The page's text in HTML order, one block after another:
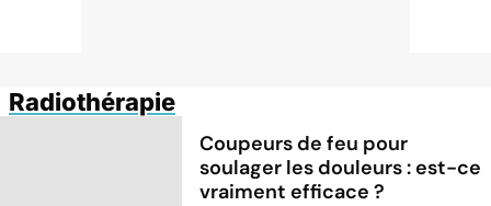
Radiothérapie
Coupeurs de feu pour
soulager les douleurs : est-ce
vraiment efficace ?